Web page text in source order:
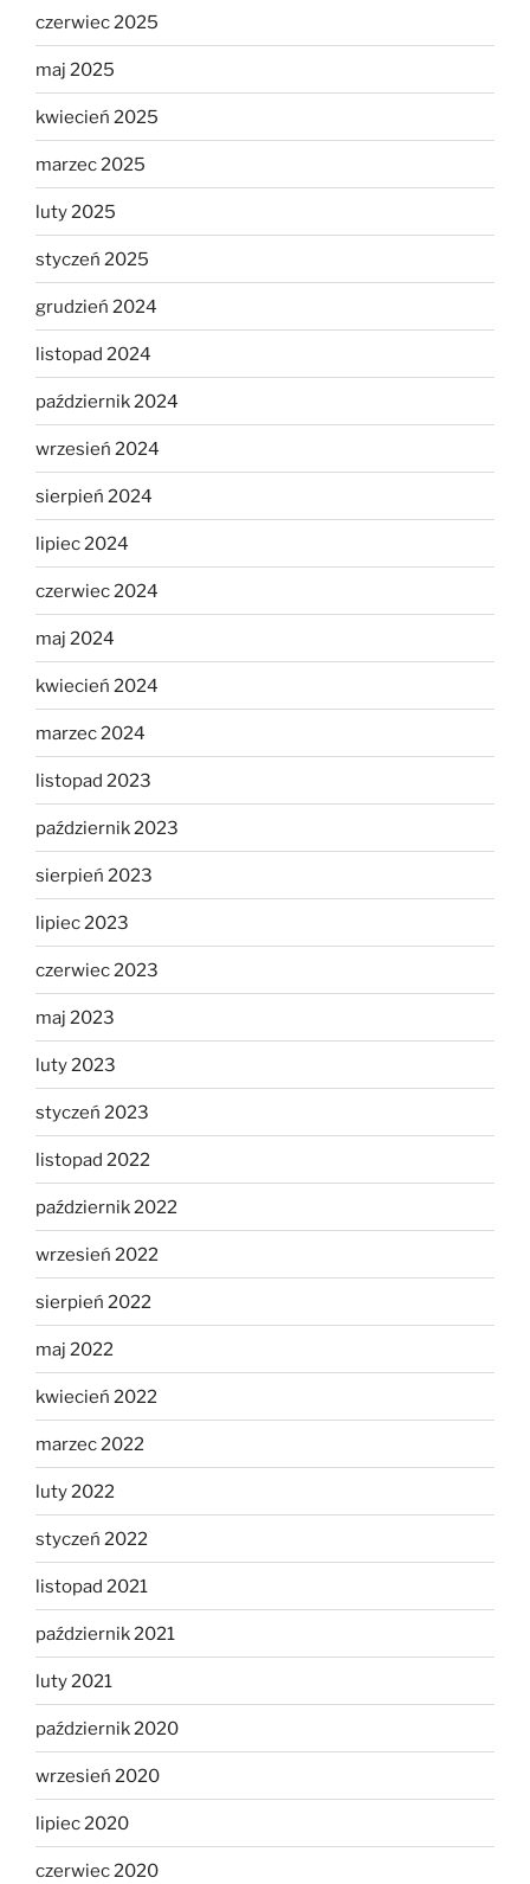
czerwiec 2025
maj 2025
kwiecień 2025
marzec 2025
luty 2025
styczeń 2025
grudzień 2024
listopad 2024
październik 2024
wrzesień 2024
sierpień 2024
lipiec 2024
czerwiec 2024
maj 2024
kwiecień 2024
marzec 2024
listopad 2023
październik 2023
sierpień 2023
lipiec 2023
czerwiec 2023
maj 2023
luty 2023
styczeń 2023
listopad 2022
październik 2022
wrzesień 2022
sierpień 2022
maj 2022
kwiecień 2022
marzec 2022
luty 2022
styczeń 2022
listopad 2021
październik 2021
luty 2021
październik 2020
wrzesień 2020
lipiec 2020
czerwiec 2020